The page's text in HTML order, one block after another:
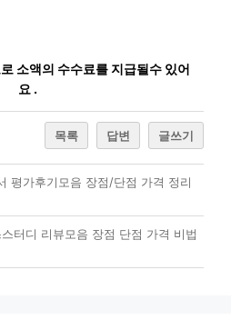
소액의 수수료를 지급될수 있어
요 .
목록 답변 글쓰기
평가후기모음 장점/단점 가격 정리
터디 리뷰모음 장점 단점 가격 비법